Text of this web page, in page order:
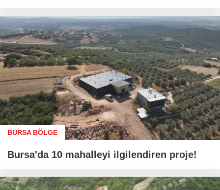
BURSA BÖLGE
Bursa'da 10 mahalleyi ilgilendiren proje!